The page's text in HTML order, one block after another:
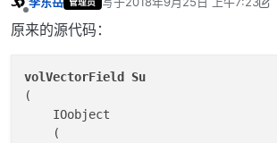
管理员 最后由 李东岳 编辑2018年9月25
原来的源代码：
volVectorField
Su
(
    IOobject
    (